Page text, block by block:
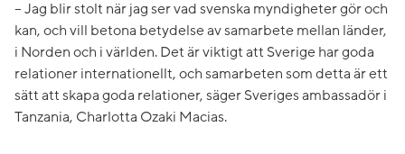
– Jag blir stolt när jag ser vad svenska myndigheter gör och
kan, och vill betona betydelse av samarbete mellan länder,
i Norden och i världen. Det är viktigt att Sverige har goda
relationer internationellt, och samarbeten som detta är ett
sätt att skapa goda relationer, säger Sveriges ambassadör i
Tanzania, Charlotta Ozaki Macias.